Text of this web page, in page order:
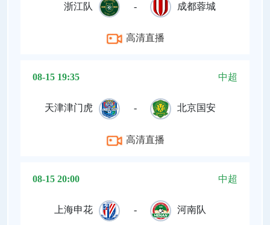
浙江队 - 成都蓉城
高清直播
08-15 19:35 中超
天津津门虎 - 北京国安
高清直播
08-15 20:00 中超
上海申花 - 河南队